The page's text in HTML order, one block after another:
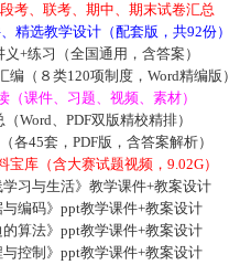
考、联考、期中、期末试卷汇总
精选教学设计（配套版，共92份）
+练习（全国通用，含答案）
（８类120项制度，Word精编版）
（课件、习题、视频、素材）
Word、PDF双版精校精排）
各45套，PDF版，含答案解析）
库（含大赛试题视频，9.02G）
习与生活》教学课件+教案设计
编码》ppt教学课件+教案设计
算法》ppt教学课件+教案设计
控制》ppt教学课件+教案设计